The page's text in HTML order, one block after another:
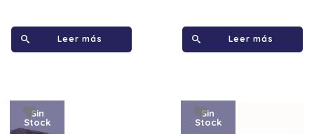
Leer más Leer más
Sin
Stock
Sin
Stock